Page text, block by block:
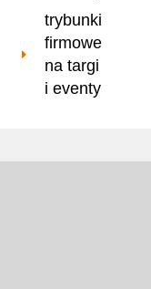
trybunki
firmowe
na targi
i eventy